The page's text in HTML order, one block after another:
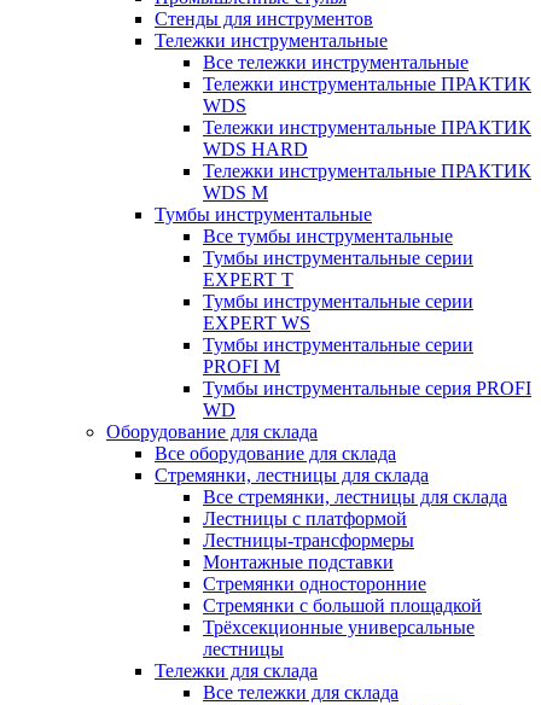
Стенды для инструментов
Тележки инструментальные
Все тележки инструментальные
Тележки инструментальные ПРАКТИК
WDS
Тележки инструментальные ПРАКТИК
WDS HARD
Тележки инструментальные ПРАКТИК
WDS M
Тумбы инструментальные
Все тумбы инструментальные
Тумбы инструментальные серии
EXPERT T
Тумбы инструментальные серии
EXPERT WS
Тумбы инструментальные серии
PROFI M
Тумбы инструментальные серия PROFI
WD
Оборудование для склада
Все оборудование для склада
Стремянки, лестницы для склада
Все стремянки, лестницы для склада
Лестницы с платформой
Лестницы-трансформеры
Монтажные подставки
Стремянки односторонние
Стремянки с большой площадкой
Трёхсекционные универсальные
лестницы
Тележки для склада
Все тележки для склада